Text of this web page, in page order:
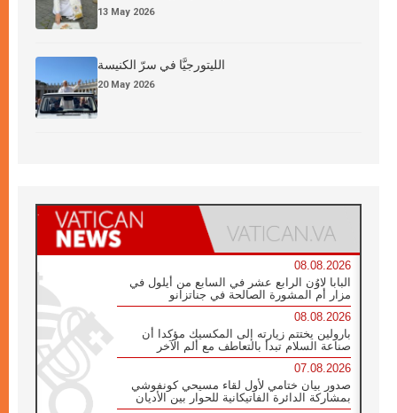
13 May 2026
الليتورجيَّا في سرّ الكنيسة
20 May 2026
08.08.2026
البابا لاوُن الرابع عشر في السابع من أيلول في
مزار أم المشورة الصالحة في جناتزانو
08.08.2026
بارولين يختتم زيارته إلى المكسيك مؤكدا أن
صناعة السلام تبدأ بالتعاطف مع ألم الآخر
07.08.2026
صدور بيان ختامي لأول لقاء مسيحي كونفوشي
بمشاركة الدائرة الفاتيكانية للحوار بين الأديان